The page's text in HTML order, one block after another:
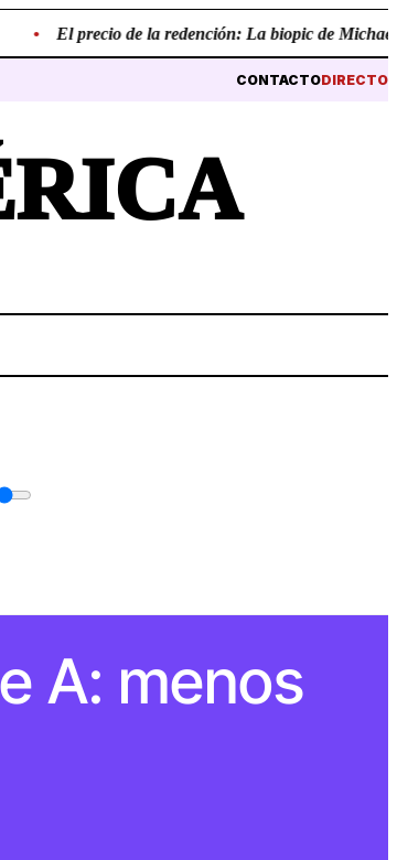
El precio de la redención: La biopic de Michael
CONTACTODIRECTO
A: menos